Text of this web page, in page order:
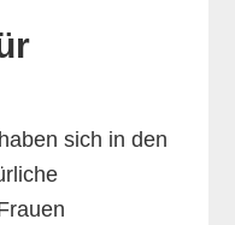
sich in den